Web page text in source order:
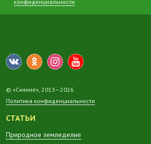
конфиденциальности
© «Сияние», 2013—2026
Политика конфиденциальности
СТАТЬИ
Природное земледелие